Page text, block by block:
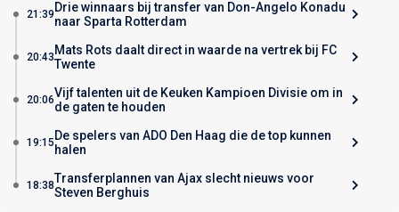
21:39 Drie winnaars bij transfer van Don-Angelo Konadu
naar Sparta Rotterdam
20:43Mats Rots daalt direct in waarde na vertrek bij FC
Twente
20:06Vijf talenten uit de Keuken Kampioen Divisie om in
de gaten te houden
19:15 De spelers van ADO Den Haag die de top kunnen
halen
18:38Transferplannen van Ajax slecht nieuws voor
Steven Berghuis